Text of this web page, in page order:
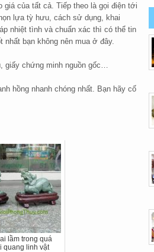
giá của tất cả. Tiếp theo là gọi điện tới
lựa tỳ hưu, cách sử dụng, khai
nhiệt tình và chuẩn xác thì có thể tin
bạn không nên mua ở đây.
giấy chứng minh nguồn gốc…
hồng nhanh chóng nhất. Bạn hãy cố
lầm trong quá
quang linh vật